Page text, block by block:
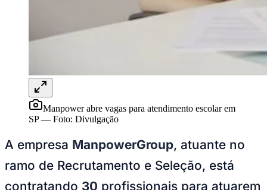
Manpower abre vagas para atendimento escolar em
SP—
A empresa ManpowerGroup
ramo de Recrutamento e Seleção, está
contratando30profissionais para atuarem
comoassistente ou analista de